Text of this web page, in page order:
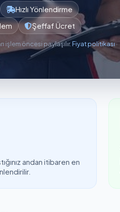
Hızlı Yönlendirme
Şeffaf Ücret
işlem öncesi paylaşılır.Fiyat politikası ·
andan itibaren en